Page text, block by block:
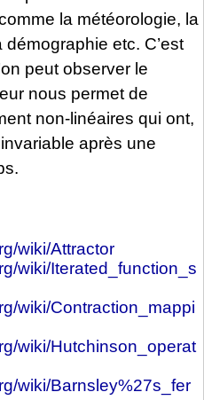
la météorologie, la
etc. C’est
peut observer le
nous permet de
non-linéaires qui ont,
après une
wiki/Attractor
wiki/Iterated_function_s
wiki/Contraction_mappi
wiki/Hutchinson_operat
wiki/Barnsley%27s_fer